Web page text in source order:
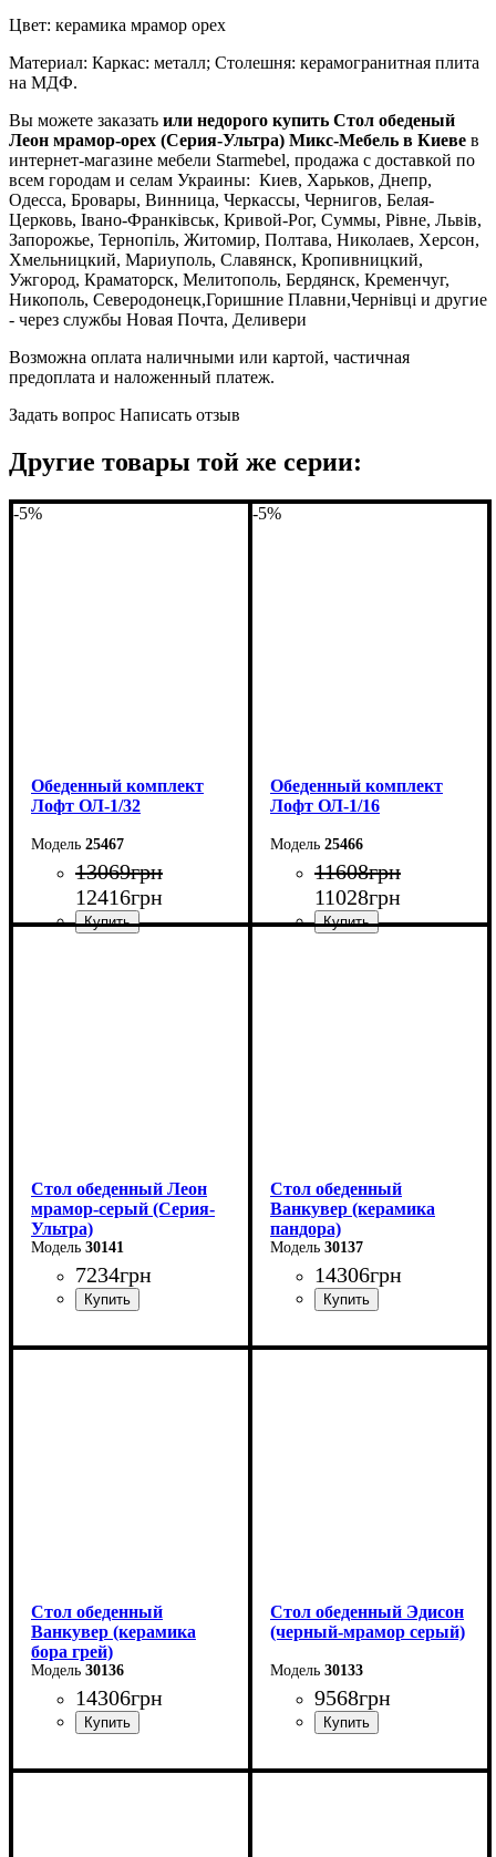
Цвет: керамика мрамор орех
Материал: Каркас: металл; Столешня: керамогранитная плита
на МДФ.
Вы можете заказать или недорого купить Стол обеденый
Леон мрамор-орех (Серия-Ультра) Микс-Мебель в Киеве в
интернет-магазине мебели Starmebel, продажа с доставкой по
всем городам и селам Украины: Киев, Харьков, Днепр,
Одесса, Бровары, Винница, Черкассы, Чернигов, Белая-
Церковь, Івано-Франківськ, Кривой-Рог, Суммы, Рівне, Львів,
Запорожье, Тернопіль, Житомир, Полтава, Николаев, Херсон,
Хмельницкий, Мариуполь, Славянск, Кропивницкий,
Ужгород, Краматорск, Мелитополь, Бердянск, Кременчуг,
Никополь, Северодонецк,Горишние Плавни,Чернівці и другие
- через службы Новая Почта, Деливери
Возможна оплата наличными или картой, частичная
предоплата и наложенный платеж.
Задать вопрос Написать отзыв
Другие товары той же серии:
-5%
Обеденный комплект
Лофт ОЛ-1/32
25467
13069грн
12416грн
-5%
Обеденный комплект
Лофт ОЛ-1/16
25466
11608грн
11028грн
Стол обеденный Леон
мрамор-серый (Серия-
Ультра)
30141
7234грн
Длина - 120 (+40) см
Стол обеденный
Ванкувер (керамика
пандора)
30137
14306грн
Длина - 120 (+60) см
Стол обеденный
Ванкувер (керамика
бора грей)
30136
14306грн
Длина - 120 (+60) см
Стол обеденный Эдисон
(черный-мрамор серый)
30133
9568грн
Длина - 120 (+40) см